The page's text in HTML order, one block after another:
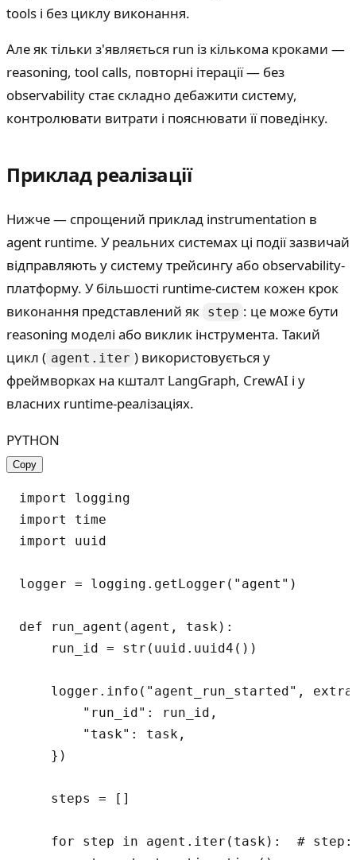
tools і без циклу виконання.
Але як тільки з'являється run із кількома кроками —
reasoning, tool calls, повторні ітерації — без
observability стає складно дебажити систему,
контролювати витрати і пояснювати її поведінку.
Приклад реалізації
Нижче — спрощений приклад instrumentation в
agent runtime. У реальних системах ці події зазвичай
відправляють у систему трейсингу або observability-
платформу. У більшості runtime-систем кожен крок
виконання представлений як step : це може бути
reasoning моделі або виклик інструмента. Такий
цикл ( agent.iter ) використовується у
фреймворках на кшталт LangGraph, CrewAI і у
власних runtime-реалізаціях.
PYTHON
Copy
import logging
import time
import uuid
logger = logging.getLogger("agent")
def run_agent(agent, task):
    run_id = str(uuid.uuid4())
logger.info("agent_run_started",
        "run_id": run_id,
        "task": task,
    })
    steps = []
for step in agent.iter(task):  #